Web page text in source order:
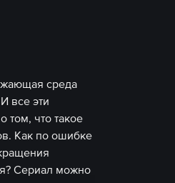
среда
все эти
том, что такое
Как по ошибке
Сериал можно